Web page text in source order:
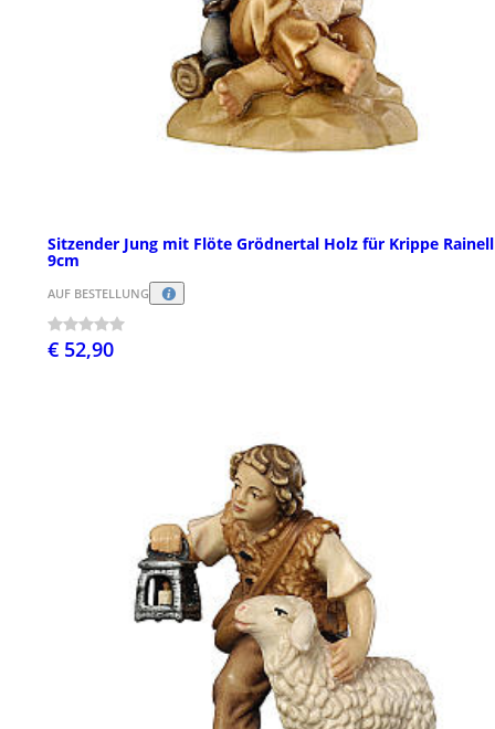
Sitzender Jung mit Flöte Grödnertal Holz für Krippe Rainell
9cm
AUF BESTELLUNG
€ 52,90